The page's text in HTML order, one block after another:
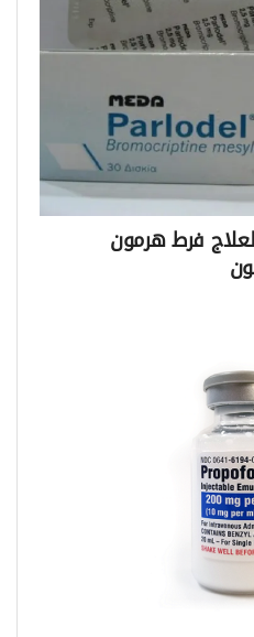
بارلوديل – PARLODEL لعلاج فرط هرمون